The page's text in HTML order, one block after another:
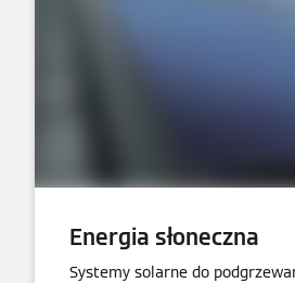
Energia słoneczna
Systemy solarne do